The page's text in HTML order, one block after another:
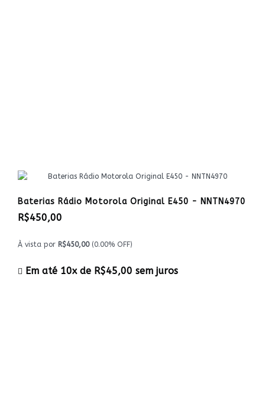
Baterias Rádio Motorola Original E450 - NNTN4970
R$450,00
À vista por R$450,00(0.00% OFF)
Em até 10x de R$45,00 sem juros